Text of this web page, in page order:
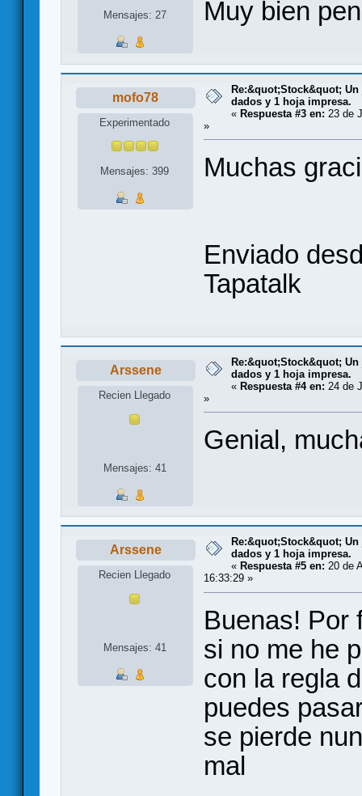
Mensajes: 27 Muy bien
mofo78
Experimentado
Mensajes: 399
Re:&quot;Stock&quot;
dados y 1 hoja impresa.
« Respuesta #3 en: 23 de
»
Muchas
Enviado
Tapatalk
Arssene
Recien Llegado
Mensajes: 41
Re:&quot;Stock&quot;
dados y 1 hoja impresa.
« Respuesta #4 en: 24 de
»
Genial,
Arssene
Recien Llegado
Mensajes: 41
Re:&quot;Stock&quot;
dados y 1 hoja impresa.
« Respuesta #5 en: 20 de
16:33:29 »
Buenas! Por
si no me he
con la regla
puedes
se pierde
mal